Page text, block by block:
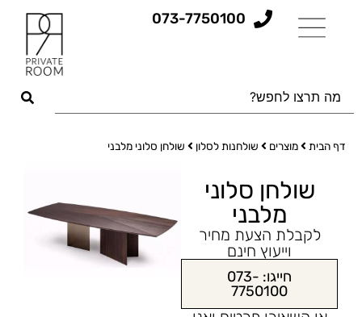
073-7750100
דף הבית מוצרים שולחנות לסלון שולחן סלוני מלבני
שולחן סלוני
מלבני
לקבלת הצעת מחיר
וייעוץ חינם
חייגו: 073-
7750100